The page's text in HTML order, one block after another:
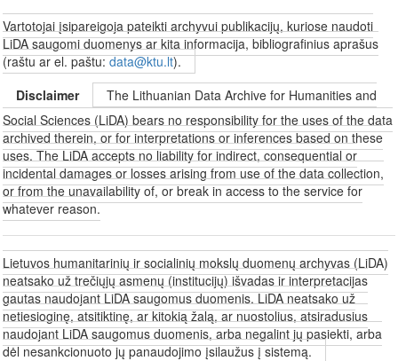
Vartotojai įsipareigoja pateikti archyvui publikacijų, kuriose naudoti
LiDA saugomi duomenys ar kita informacija, bibliografinius aprašus
(raštu ar el. paštu:data@ktu.lt).
Disclaimer
The Lithuanian Data Archive for Humanities and
Social Sciences (LiDA) bears no responsibility for the uses of the data
archived therein, or for interpretations or inferences based on these
uses. The LiDA accepts no liability for indirect, consequential or
incidental damages or losses arising from use of the data collection,
or from the unavailability of, or break in access to the service for
whatever reason.
Lietuvos humanitarinių ir socialinių mokslų duomenų archyvas (LiDA)
neatsako už trečiųjų asmenų (institucijų) išvadas ir interpretacijas
gautas naudojant LiDA saugomus duomenis. LiDA neatsako už
netiesioginę, atsitiktinę, ar kitokią žalą, ar nuostolius, atsiradusius
naudojant LiDA saugomus duomenis, arba negalint jų pasiekti, arba
dėl nesankcionuoto jų panaudojimo įsilaužus į sistemą.